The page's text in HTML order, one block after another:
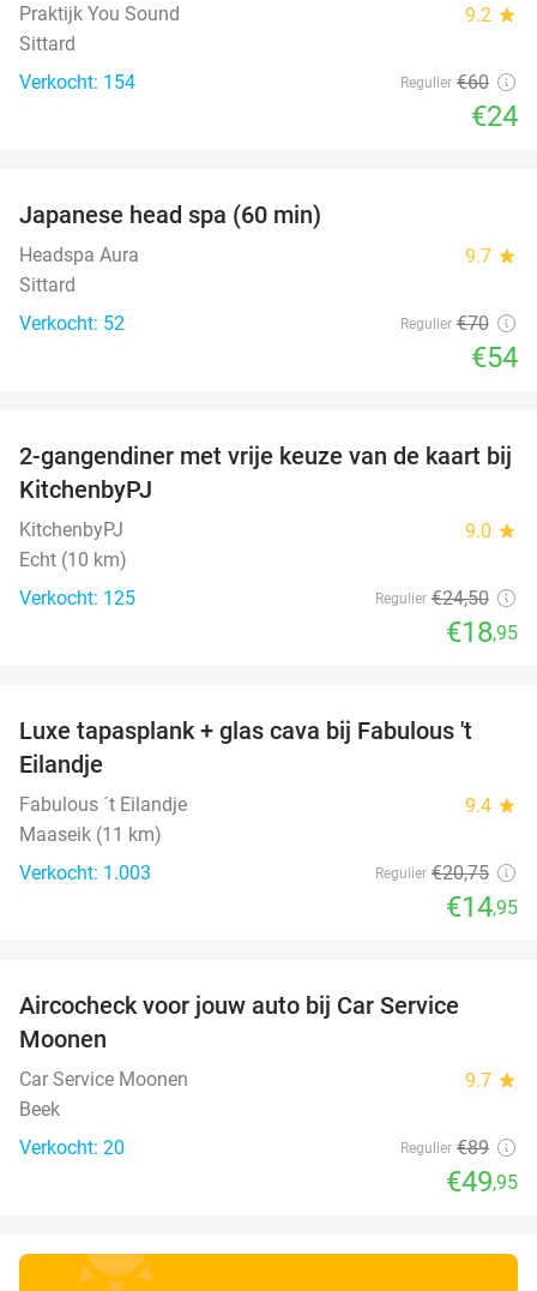
Praktijk You Sound 9.2 star
Sittard
Verkocht: 154
Regulier €60
€24
Japanese head spa (60 min)
Headspa Aura 9.7 star
Sittard
Verkocht: 52
Regulier €70
€54
23%
2-gangendiner met vrije keuze van de kaart bij
KitchenbyPJ
KitchenbyPJ 9.0 star
Echt (10 km)
Verkocht: 125
Regulier €24,50
€18,95
28%
Luxe tapasplank + glas cava bij Fabulous 't
Eilandje
Fabulous ´t Eilandje 9.4 star
Maaseik (11 km)
Verkocht: 1.003
Regulier €20,75
€14,95
Aircocheck voor jouw auto bij Car Service
Moonen
Car Service Moonen 9.7 star
Beek
Verkocht: 20
Regulier €89
€49,95